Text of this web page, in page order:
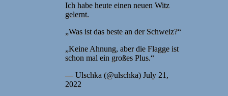
Ich habe heute einen neuen Witz
gelernt.
„Was ist das beste an der Schweiz?“
„Keine Ahnung, aber die Flagge ist
schon mal ein großes Plus.“
— Ulschka (@ulschka) July 21,
2022